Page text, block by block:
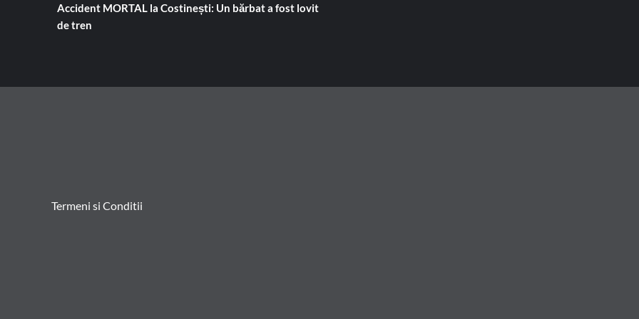
Accident MORTAL la Costinești: Un bărbat a fost lovit
de tren
Termeni si Conditii